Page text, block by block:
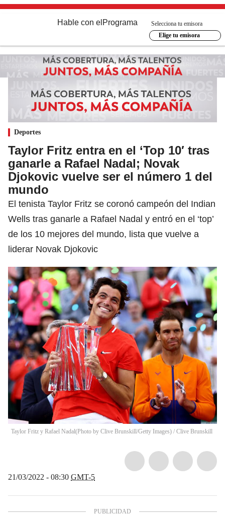
Hable con el Programa
Selecciona tu emisora
Elige tu emisora
Deportes
Taylor Fritz entra en el ‘Top 10′ tras
ganarle a Rafael Nadal; Novak
Djokovic vuelve ser el número 1 del
mundo
El tenista Taylor Fritz se coronó campeón del Indian
Wells tras ganarle a Rafael Nadal y entró en el ‘top’
de los 10 mejores del mundo, lista que vuelve a
liderar Novak Djokovic
Taylor Fritz y Rafael Nadal(Photo by Clive Brunskill/Getty Images) / Clive Brunskill
21/03/2022 - 08:30 GMT-5